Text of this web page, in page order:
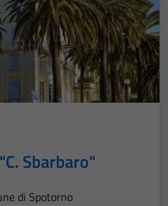
Sbarbaro"
di Spotorno